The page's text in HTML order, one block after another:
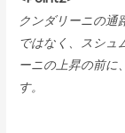
クンダリーニの通
ではなく、スシュ
ーニの上昇の前に
す。